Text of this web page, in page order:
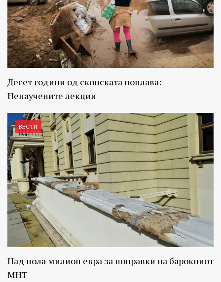
Десет години од скопската поплава:
Ненаучените лекции
ВЕСТИ
Над пола милион евра за поправки на барокниот
МНТ